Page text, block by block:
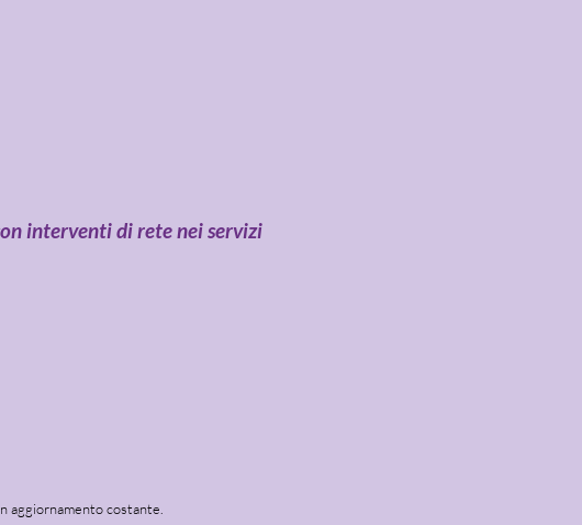
interventi di rete nei servizi
aggiornamento costante.